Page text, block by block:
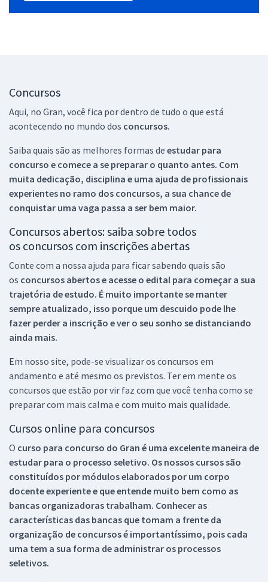
Concursos
Aqui, no Gran, você fica por dentro de tudo o que está
acontecendo no mundo dos concursos.
Saiba quais são as melhores formas de estudar para
concurso e comece a se preparar o quanto antes. Com
muita dedicação, disciplina e uma ajuda de profissionais
experientes no ramo dos concursos, a sua chance de
conquistar uma vaga passa a ser bem maior.
Concursos abertos: saiba sobre todos
os concursos com inscrições abertas
Conte com a nossa ajuda para ficar sabendo quais são
os concursos abertos e acesse o edital para começar a sua
trajetória de estudo. É muito importante se manter
sempre atualizado, isso porque um descuido pode lhe
fazer perder a inscrição e ver o seu sonho se distanciando
ainda mais.
Em nosso site, pode-se visualizar os concursos em
andamento e até mesmo os previstos. Ter em mente os
concursos que estão por vir faz com que você tenha como se
preparar com mais calma e com muito mais qualidade.
Cursos online para concursos
O curso para concurso do Gran é uma excelente maneira de
estudar para o processo seletivo. Os nossos cursos são
constituídos por módulos elaborados por um corpo
docente experiente e que entende muito bem como as
bancas organizadoras trabalham. Conhecer as
características das bancas que tomam a frente da
organização de concursos é importantíssimo, pois cada
uma tem a sua forma de administrar os processos
seletivos.